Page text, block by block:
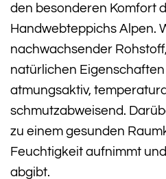
den besonderen Komfort
Handwebteppichs Alpen.
nachwachsender
natürlichen
atmungsaktiv,
schmutzabweisend.
zu einem gesunden
Feuchtigkeit aufnimmt
abgibt.